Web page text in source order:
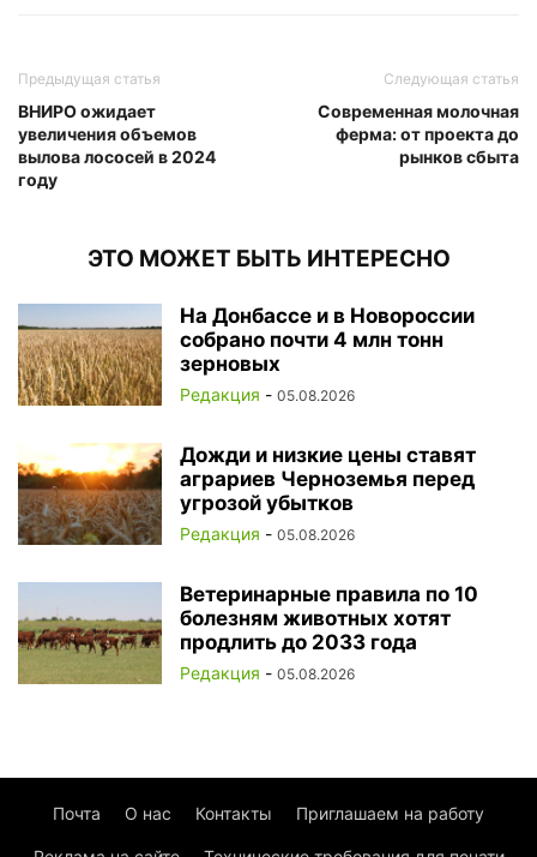
Предыдущая статья
ВНИРО ожидает
увеличения объемов
вылова лососей в 2024
году
Следующая статья
Современная молочная
ферма: от проекта до
рынков сбыта
ЭТО МОЖЕТ БЫТЬ ИНТЕРЕСНО
На Донбассе и в Новороссии
собрано почти 4 млн тонн
зерновых
Редакция - 05.08.2026
Дожди и низкие цены ставят
аграриев Черноземья перед
угрозой убытков
Редакция - 05.08.2026
Ветеринарные правила по 10
болезням животных хотят
продлить до 2033 года
Редакция - 05.08.2026
Почта О нас Контакты Приглашаем на работу